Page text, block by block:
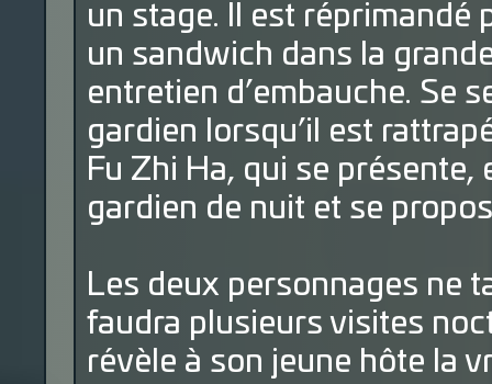
un stage. Il est réprimandé
un sandwich dans la
entretien d’embauche. Se
gardien lorsqu’il est
Fu Zhi Ha, qui se
gardien de nuit et se
Les deux personnages ne
faudra plusieurs visites
révèle à son jeune hôte la